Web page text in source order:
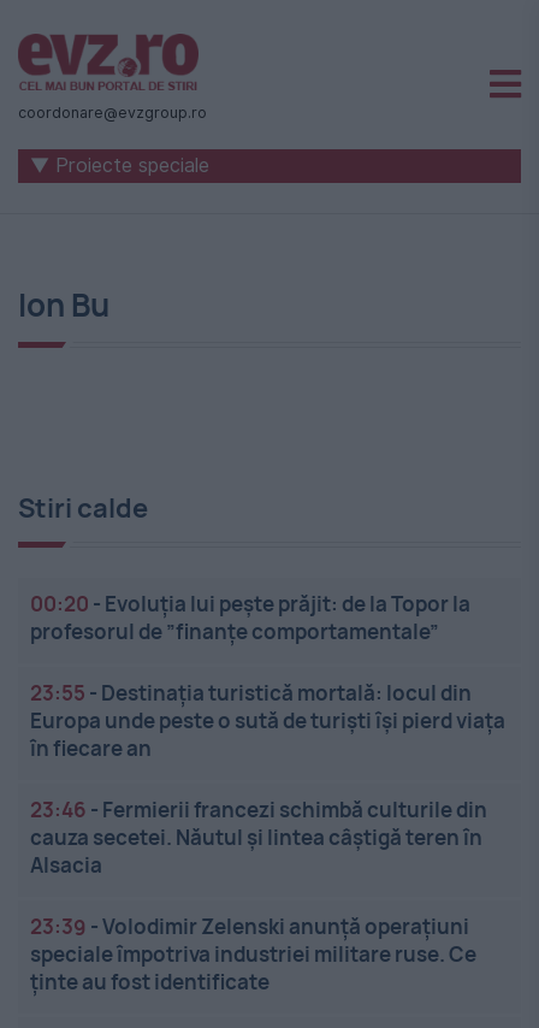
Știri
naționale
internaționale
Evenimentul
coordonare@evzgroup.ro
▼ Proiecte speciale
Ion Bu
Stiri calde
00:20 - Evoluția lui pește prăjit: de la Topor la
profesorul de ”finanțe comportamentale”
23:55 - Destinația turistică mortală: locul din
Europa unde peste o sută de turiști își pierd viața
în fiecare an
23:46 - Fermierii francezi schimbă culturile din
cauza secetei. Năutul și lintea câștigă teren în
Alsacia
23:39 -Volodimir Zelenski anunță operațiuni
speciale împotriva industriei militare ruse. Ce
ținte au fost identificate